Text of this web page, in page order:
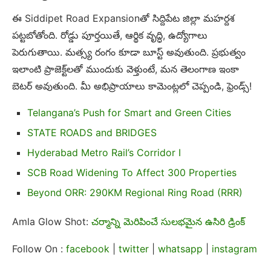
ఈ Siddipet Road Expansionతో సిద్దిపేట జిల్లా మహర్దశ
పట్టబోతోంది. రోడ్డు పూర్తయితే, ఆర్థిక వృద్ధి, ఉద్యోగాలు
పెరుగుతాయి. మత్స్య రంగం కూడా బూస్ట్ అవుతుంది. ప్రభుత్వం
ఇలాంటి ప్రాజెక్ట్‌లతో ముందుకు వెళ్తుంటే, మన తెలంగాణ ఇంకా
బెటర్ అవుతుంది. మీ అభిప్రాయాలు కామెంట్లలో చెప్పండి, ఫ్రెండ్స్!
Telangana’s Push for Smart and Green Cities
STATE ROADS and BRIDGES
Hyderabad Metro Rail’s Corridor I
SCB Road Widening To Affect 300 Properties
Beyond ORR: 290KM Regional Ring Road (RRR)
Amla Glow Shot: చర్మాన్ని మెరిపించే సులభమైన ఉసిరి డ్రింక్
Follow On : facebook twitter whatsapp instagram